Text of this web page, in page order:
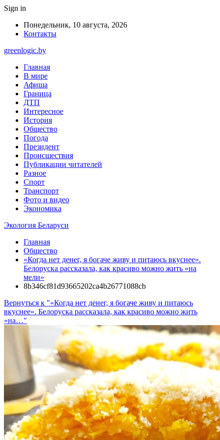
Sign in
Понедельник, 10 августа, 2026
Контакты
greenlogic.by
Главная
В мире
Афиша
Граница
ДТП
Интересное
История
Общество
Погода
Президент
Происшествия
Публикации читателей
Разное
Спорт
Транспорт
Фото и видео
Экономика
Экология Беларуси
Главная
Общество
«Когда нет денег, я богаче живу и питаюсь вкуснее».
Белоруска рассказала, как красиво можно жить «на
мели»
8b346cf81d93665202ca4b26771088cb
Вернуться к "«Когда нет денег, я богаче живу и питаюсь
вкуснее». Белоруска рассказала, как красиво можно жить
«на…"